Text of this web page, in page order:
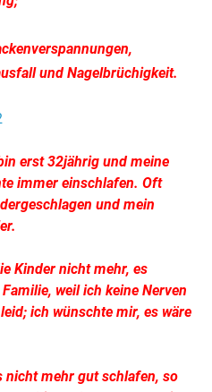
und Nagelbrüchigkeit.
erst 32jährig und meine
immer einschlafen. Oft
und mein
Kinder nicht mehr, es
weil ich keine Nerven
ich wünschte mir, es wäre
nicht mehr gut schlafen, so